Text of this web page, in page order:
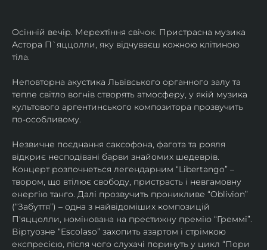
Осінній вечір. Мерехтіння свічок. Пристрасна музика
Астора П`яццолли, яку відчуваєш кожною клітиною
тіла.
Неповторна акустика Львівського органного залу та
тепле світло вогнів створять атмосферу, у якій музика
культового аргентинського композитора прозвучить
по-особливому.
Незвичне поєднання саксофона, фагота та рояля
відкриє несподівані барви знайомих шедеврів.
Концерт розпочнеться легендарним “Libertango” –
твором, що втілює свободу, пристрасть і невгамовну
енергію танго. Далі прозвучить проникливе “Oblivion”
(“Забуття”) – одна з найвідоміших композицій
П'яццолли, номінована на престижну премію “Греммі”.
Віртуозне “Escolaso” захопить азартом і стрімкою
експресією, після чого слухачі поринуть у цикл “Пори